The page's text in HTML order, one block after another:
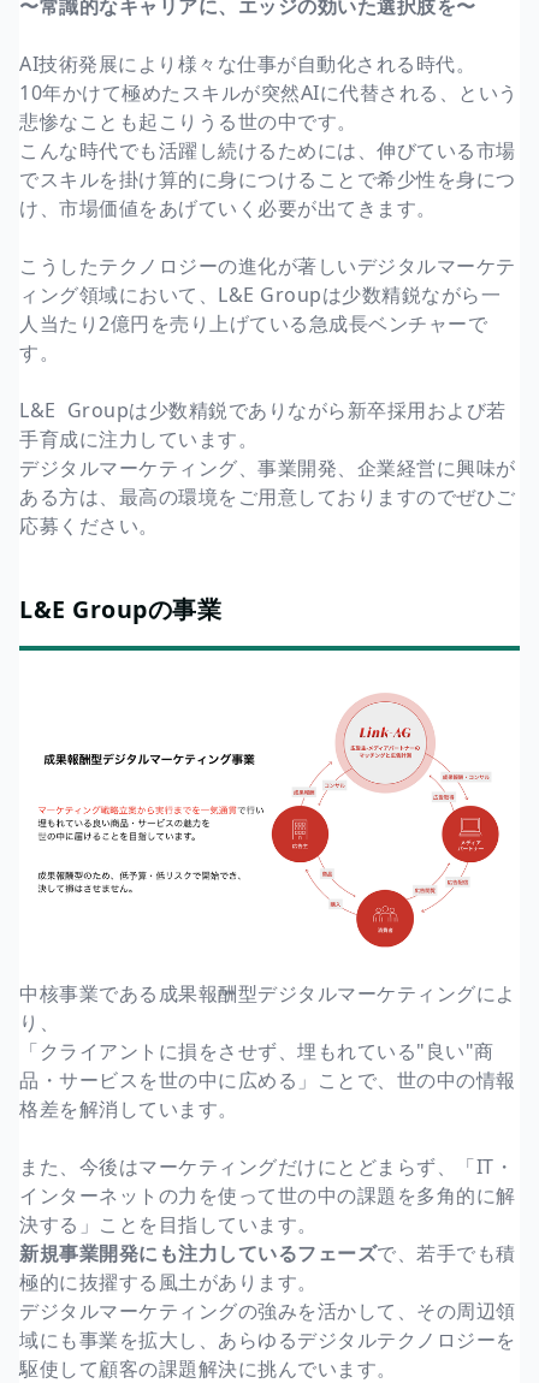
〜常識的なキャリアに、エッジの効いた選択肢を〜
AI技術発展により様々な仕事が自動化される時代。
10年かけて極めたスキルが突然AIに代替される、という
悲惨なことも起こりうる世の中です。
こんな時代でも活躍し続けるためには、伸びている市場
でスキルを掛け算的に身につけることで希少性を身につ
け、市場価値をあげていく必要が出てきます。
こうしたテクノロジーの進化が著しいデジタルマーケテ
ィング領域において、L&E Groupは少数精鋭ながら一
人当たり2億円を売り上げている急成長ベンチャーで
す。
L&E Groupは少数精鋭でありながら新卒採用および若
手育成に注力しています。
デジタルマーケティング、事業開発、企業経営に興味が
ある方は、最高の環境をご用意しておりますのでぜひご
応募ください。
L&E Groupの事業
中核事業である成果報酬型デジタルマーケティングによ
り、
「クライアントに損をさせず、埋もれている"良い"商
品・サービスを世の中に広める」ことで、世の中の情報
格差を解消しています。
また、今後はマーケティングだけにとどまらず、「IT・
インターネットの力を使って世の中の課題を多角的に解
決する」ことを目指しています。
新規事業開発にも注力しているフェーズで、若手でも積
極的に抜擢する風土があります。
デジタルマーケティングの強みを活かして、その周辺領
域にも事業を拡大し、あらゆるデジタルテクノロジーを
駆使して顧客の課題解決に挑んでいます。